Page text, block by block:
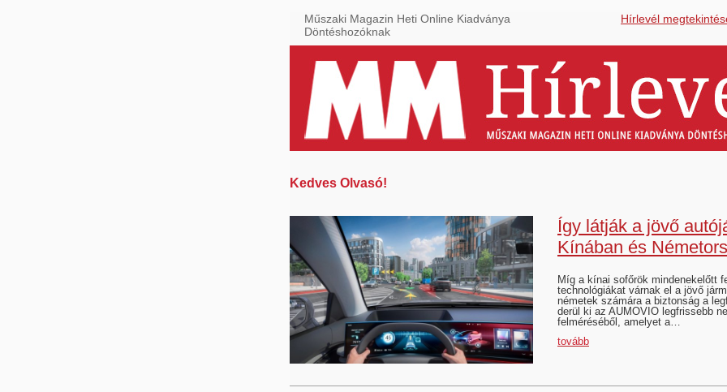
Műszaki Magazin Heti Online Kiadványa
Döntéshozóknak
Hírlevél
Kedves Olvasó!
Így látják a jövő
Kínában és
Míg a kínai sofőrök mindenekelőtt
technológiákat várnak el a jövő
németek számára a biztonság a
derül ki az AUMOVIO legfrissebb
felméréséből, amelyet a…
tovább